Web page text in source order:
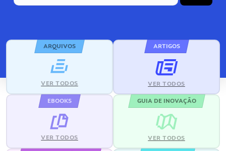
ARQUIVOS
VER TODOS
ARTIGOS
VER TODOS
EBOOKS
VER TODOS
GUIA DE INOVAÇÃO
VER TODOS